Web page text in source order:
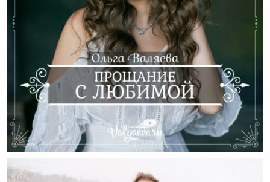
Прощание С Любимой